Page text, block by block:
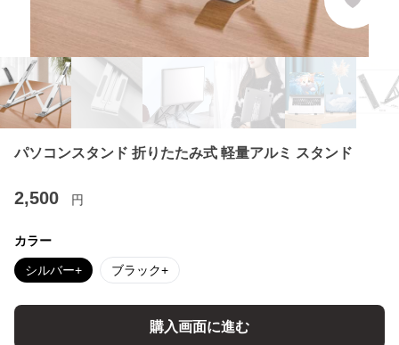
パソコンスタンド 折りたたみ式 軽量アルミ スタンド
2,500 円
カラー
シルバー+ ブラック+
購入画面に進む